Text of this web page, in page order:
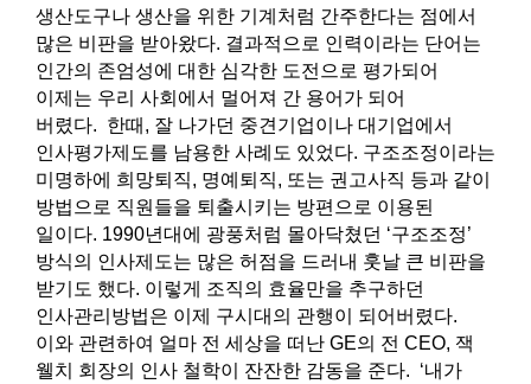
생산도구나 생산을 위한 기계처럼 간주한다는 점에서
많은 비판을 받아왔다. 결과적으로 인력이라는 단어는
인간의 존엄성에 대한 심각한 도전으로 평가되어
이제는 우리 사회에서 멀어져 간 용어가 되어
버렸다. 한때, 잘 나가던 중견기업이나 대기업에서
인사평가제도를 남용한 사례도 있었다. 구조조정이라는
미명하에 희망퇴직, 명예퇴직, 또는 권고사직 등과 같이
방법으로 직원들을 퇴출시키는 방편으로 이용된
일이다. 1990년대에 광풍처럼 몰아닥쳤던 ‘구조조정’
방식의 인사제도는 많은 허점을 드러내 훗날 큰 비판을
받기도 했다. 이렇게 조직의 효율만을 추구하던
인사관리방법은 이제 구시대의 관행이 되어버렸다.
이와 관련하여 얼마 전 세상을 떠난 GE의 전 CEO, 잭
웰치 회장의 인사 철학이 잔잔한 감동을 준다. ‘내가